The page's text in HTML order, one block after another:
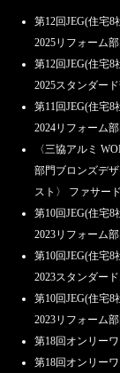
「外構とお庭の無
2023年夏季休業日
2023.7.1
「外構とお庭の無
7/16（日）・7/17
2023.6.1
「外構とお庭の無
2023.5.2
「外構とお庭の無
2023.4.1
「春本番！外構と
4/16（日）【首都圏】
2023.3.2
第12回JEG(住宅
2025リフォーム
第12回JEG(住宅
2025スタンダー
第11回JEG(住宅
2024リフォーム
〈三協アルミ
部門ブロンズデ
スト〉 ファサー
第10回JEG(住宅
2023リフォーム
第10回JEG(住宅
2023スタンダー
第10回JEG(住宅
2023リフォーム
第18回オンリー
第18回オンリー